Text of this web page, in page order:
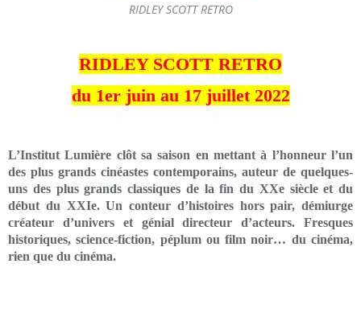
RIDLEY SCOTT RETRO
RIDLEY SCOTT RETRO
du 1er juin au 17 juillet 2022
L’Institut Lumière clôt sa saison en mettant à l’honneur l’un
des plus grands cinéastes contemporains, auteur de quelques-
uns des plus grands classiques de la fin du XXe siècle et du
début du XXIe. Un conteur d’histoires hors pair, démiurge
créateur d’univers et génial directeur d’acteurs. Fresques
historiques, science-fiction, péplum ou film noir… du cinéma,
rien que du cinéma.